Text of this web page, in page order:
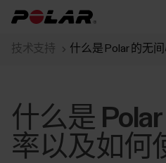
技术支持 什么是 Polar 的无
什么是
率以及如何